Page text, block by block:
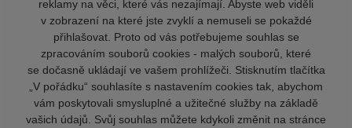
reklamy na věci, které vás nezajímají. Abyste web viděli
v zobrazení na které jste zvyklí a nemuseli se pokaždé
přihlašovat. Proto od vás potřebujeme souhlas se
zpracováním souborů cookies - malých souborů, které
se dočasně ukládají ve vašem prohlížeči. Stisknutím tlačítka
„V pořádku“ souhlasíte s nastavením cookies tak, abychom
vám poskytovali smysluplné a užitečné služby na základě
vašich údajů. Svůj souhlas můžete kdykoli změnit na stránce